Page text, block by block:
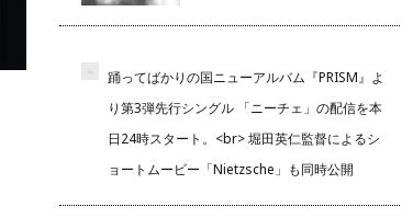
踊ってばかりの国ニューアルバム『PRISM』よ
り第3弾先行シングル 「ニーチェ」の配信を本
日24時スタート。<br> 堀田英仁監督によるシ
ョートムービー「Nietzsche」も同時公開